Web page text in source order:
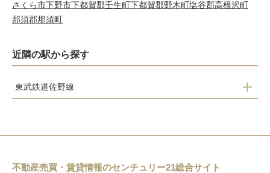
さくら市下野市下都賀郡壬生町下都賀郡野木町塩谷郡高根沢町
那須郡那須町
近隣の駅から探す
東武鉄道佐野線
多田
不動産売買・賃貸情報のセンチュリー21総合サイト